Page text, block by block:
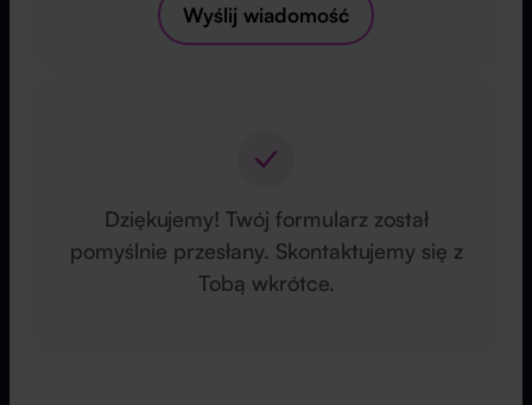
Wyślij wiadomość
Dziękujemy! Twój formularz został
pomyślnie przesłany. Skontaktujemy się z
Tobą wkrótce.